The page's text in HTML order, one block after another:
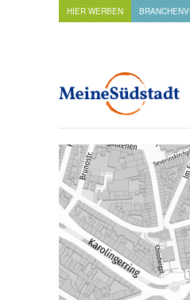
HIER WERBEN